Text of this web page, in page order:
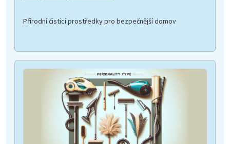
Přírodní čisticí prostředky pro bezpečnější domov